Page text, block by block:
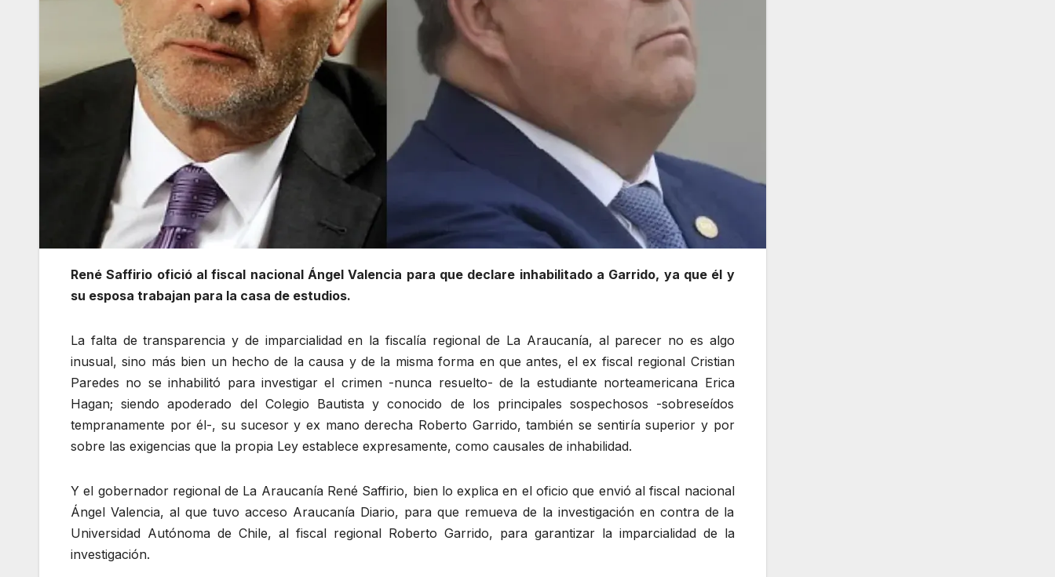
René Saffirio ofició al fiscal nacional Ángel Valencia para que declare inhabilitado a Garrido, ya que él y
su esposa trabajan para la casa de estudios.
La falta de transparencia y de imparcialidad en la fiscalía regional de La Araucanía, al parecer no es algo
inusual, sino más bien un hecho de la causa y de la misma forma en que antes, el ex fiscal regional Cristian
Paredes no se inhabilitó para investigar el crimen -nunca resuelto- de la estudiante norteamericana Erica
Hagan; siendo apoderado del Colegio Bautista y conocido de los principales sospechosos -sobreseídos
tempranamente por él-, su sucesor y ex mano derecha Roberto Garrido, también se sentiría superior y por
sobre las exigencias que la propia Ley establece expresamente, como causales de inhabilidad.
Y el gobernador regional de La Araucanía René Saffirio, bien lo explica en el oficio que envió al fiscal nacional
Ángel Valencia, al que tuvo acceso Araucanía Diario, para que remueva de la investigación en contra de la
Universidad Autónoma de Chile, al fiscal regional Roberto Garrido, para garantizar la imparcialidad de la
investigación.